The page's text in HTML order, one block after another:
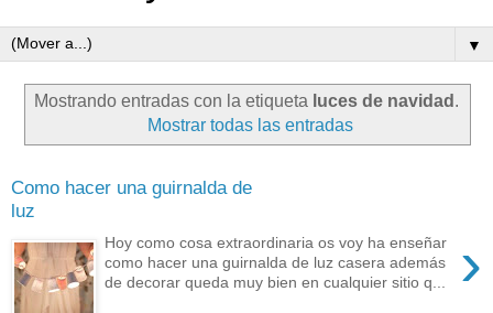
▼
Mostrando entradas con la etiqueta luces de navidad .
Mostrar todas las entradas
Como hacer una guirnalda de
luz
›
Hoy como cosa extraordinaria os voy ha enseñar
como hacer una guirnalda de luz casera además
de decorar queda muy bien en cualquier sitio q...